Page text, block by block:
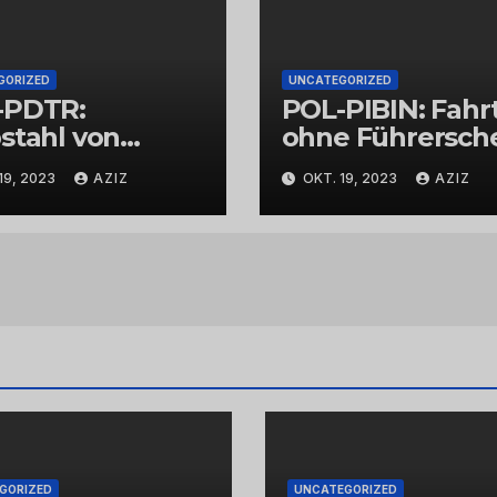
von
2023 AZIZ
UNCATEGORIZED
POL-PIBIN:
ohne
und unter
von Drogen
OKT. 19, 2023 AZIZ
UNCATEGORIZED